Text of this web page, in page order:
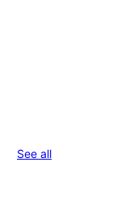
See allreviews